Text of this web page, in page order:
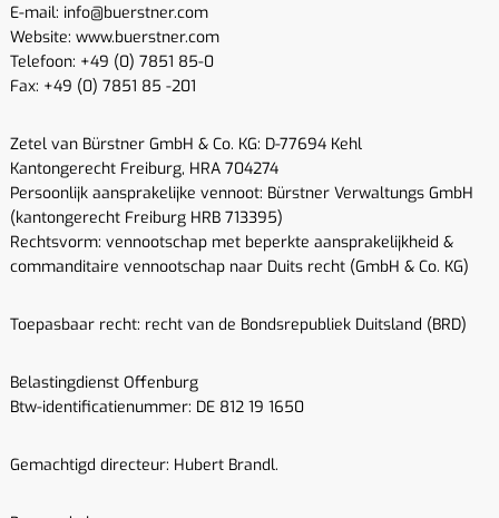
E-mail: info@buerstner.com
Website: www.buerstner.com
Telefoon: +49 (0) 7851 85-0
Fax: +49 (0) 7851 85 -201
Zetel van Bürstner GmbH & Co. KG: D-77694 Kehl
Kantongerecht Freiburg, HRA 704274
Persoonlijk aansprakelijke vennoot: Bürstner Verwaltungs GmbH
(kantongerecht Freiburg HRB 713395)
Rechtsvorm: vennootschap met beperkte aansprakelijkheid &
commanditaire vennootschap naar Duits recht (GmbH & Co. KG)
Toepasbaar recht: recht van de Bondsrepubliek Duitsland (BRD)
Belastingdienst Offenburg
Btw-identificatienummer: DE 812 19 1650
Gemachtigd directeur: Hubert Brandl.